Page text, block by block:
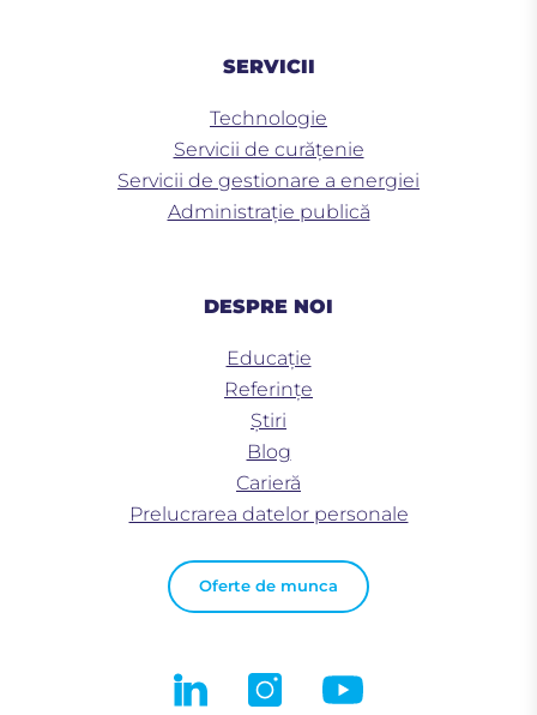
SERVICII
Technologie
Servicii de curățenie
Servicii de gestionare a energiei
Administrație publică
DESPRE NOI
Educaţie
Referințe
Știri
Blog
Carieră
Prelucrarea datelor personale
Oferte de munca